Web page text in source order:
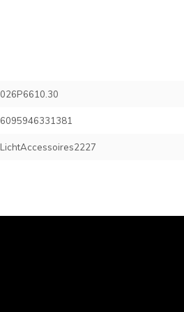
026P6610.30
6095946331381
LichtAccessoires2227